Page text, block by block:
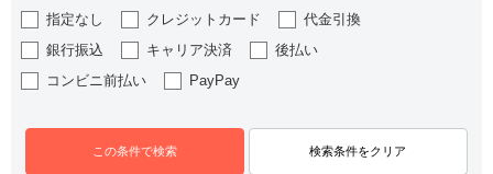
指定なし クレジットカード
代金引換
銀行振込
キャリア決済
後払い
コンビニ前払い
PayPay